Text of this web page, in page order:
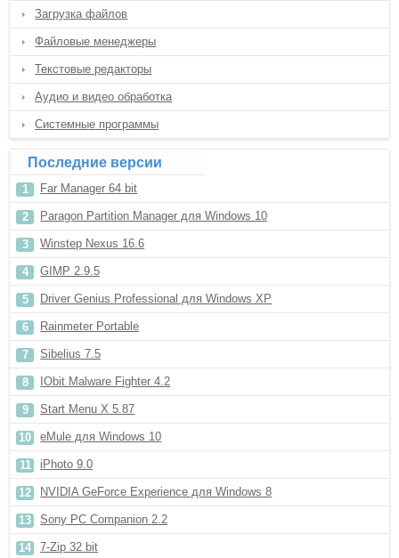
Загрузка файлов
Файловые менеджеры
Текстовые редакторы
Аудио и видео обработка
Системные программы
Последние версии
Far Manager 64 bit
Paragon Partition Manager для Windows 10
Winstep Nexus 16.6
GIMP 2.9.5
Driver Genius Professional для Windows XP
Rainmeter Portable
Sibelius 7.5
IObit Malware Fighter 4.2
Start Menu X 5.87
eMule для Windows 10
iPhoto 9.0
NVIDIA GeForce Experience для Windows 8
Sony PC Companion 2.2
7-Zip 32 bit